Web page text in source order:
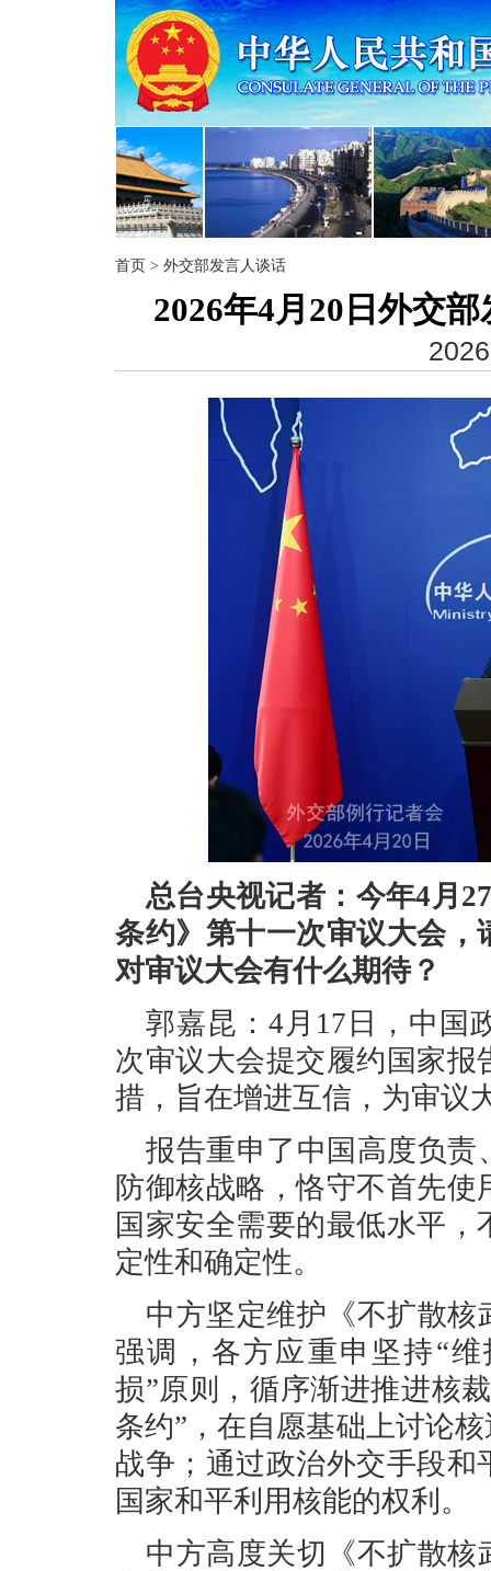
首页 > 外交部发言人谈话
2026年4月20日外交
总台央视记者：今年4月
条约》第十一次审议大会
对审议大会有什么期待？
郭嘉昆：4月17日，中国
次审议大会提交履约国家
措，旨在增进互信，为审议
报告重申了中国高度负责
防御核战略，恪守不首先
国家安全需要的最低水平
定性和确定性。
中方坚定维护《不扩散
强调，各方应重申坚持“
损”原则，循序渐进推进核
条约”，在自愿基础上讨论
战争；通过政治外交手段
国家和平利用核能的权利。
中方高度关切《不扩散